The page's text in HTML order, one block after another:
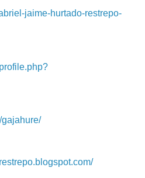
jaime-hurtado-restrepo-
gajahure/